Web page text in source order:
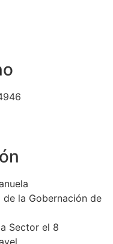
la Gobernación de
Sector el 8